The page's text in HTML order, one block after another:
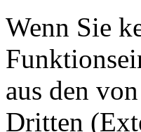
Wenn Sie
aus den
Dritten